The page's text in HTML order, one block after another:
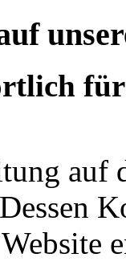
für
auf